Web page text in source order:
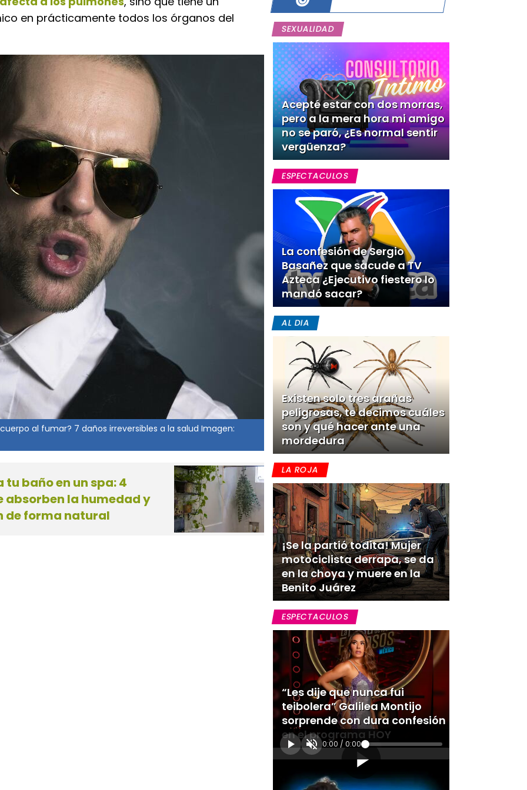
en prácticamente todos los órganos del
al fumar? 7 daños irreversibles a la salud Imagen:
baño en un spa: 4
absorben la humedad y
de forma natural
SEXUALIDAD
Acepté estar con dos morras,
pero a la mera hora mi amigo
no se paró, ¿Es normal sentir
vergüenza?
ESPECTACULOS
La confesión de Sergio
Basañez que sacude a TV
Azteca ¿Ejecutivo fiestero lo
mandó sacar?
AL DIA
Existen solo tres arañas
peligrosas, te decimos cuáles
son y qué hacer ante una
mordedura
LA ROJA
¡Se la partió todita! Mujer
motociclista derrapa, se da
en la choya y muere en la
Benito Juárez
ESPECTACULOS
“Les dije que nunca fui
teibolera” Galilea Montijo
sorprende con dura confesión
en el programa HOY
0:00 / 0:00
[Publicidad]